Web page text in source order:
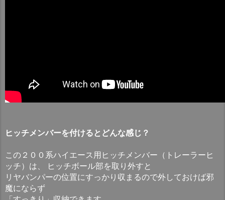
ヒッチメンバーを付けるとどんな感じ？
この２００系ハイエース用ヒッチメンバー（トレーラーヒ
ッチ）は、 ヒッチボール部を取り外すと
リヤバンパーの位置にすっかり収まるので外しておけば邪
魔にならず